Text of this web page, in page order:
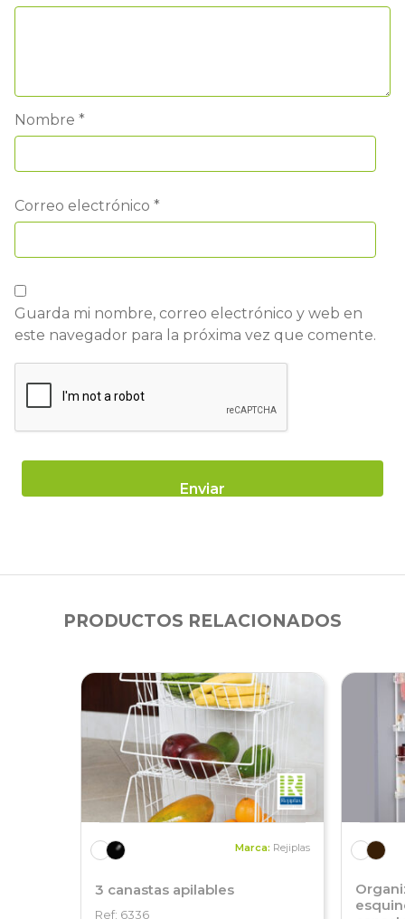
Nombre *
Correo electrónico *
Guarda mi nombre, correo electrónico y web en
este navegador para la próxima vez que comente.
PRODUCTOS RELACIONADOS
Marca: Rejiplas
3 canastas apilables
Ref: 6336